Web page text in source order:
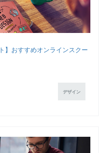
】おすすめオンラインスクー
デザイン